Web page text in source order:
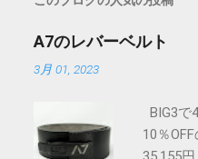
A7のレバーベルト
3月 01, 2023
BIG3で
10％